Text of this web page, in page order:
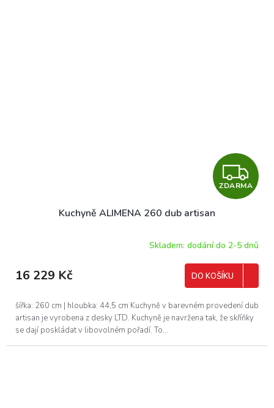
Z
D
R
A
ZDARMA
Kuchyně ALIMENA 260 dub artisan
Skladem: dodání do 2-5 dnů
16 229 Kč DO KOŠÍKU
šířka: 260 cm | hloubka: 44,5 cm Kuchyně v barevném provedení dub
artisan je vyrobena z desky LTD. Kuchyně je navržena tak, že skříňky
se dají poskládat v libovolném pořadí. To...